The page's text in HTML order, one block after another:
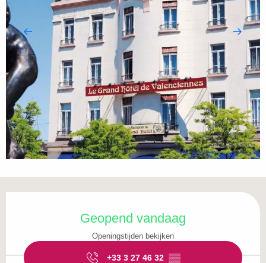
Geopend vandaag
Openingstijden bekijken
+33 3 27 46 32 ▒▒